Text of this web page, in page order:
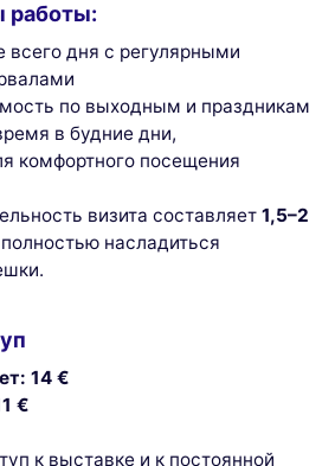
работы:
всего дня с регулярными
по выходным и праздникам
в будние дни,
комфортного посещения
визита составляет 1,5–2
насладиться
14 €
€
к выставке и к постоянной